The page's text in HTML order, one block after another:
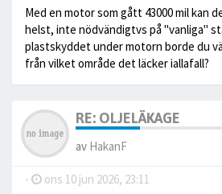
Med en motor som gått 43000 mil kan
helst, inte nödvändigtvs på "vanliga"
plastskyddet under motorn borde du
från vilket område det läcker iallafall?
RE: OLJELÄKAGE
av HakanF
- ons 10 jun 2026, 23:11